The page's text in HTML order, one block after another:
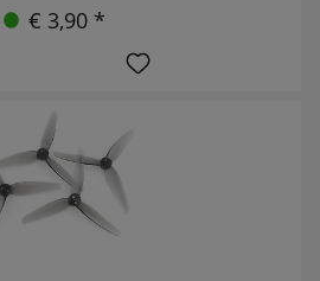
€ 3,90 *